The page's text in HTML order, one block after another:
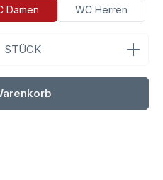
Damen WC Herren
gewünschten Wert ein
STÜCK